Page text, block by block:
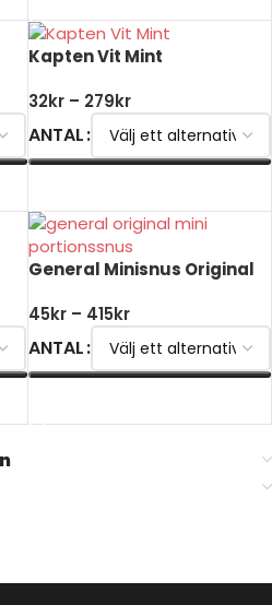
Kapten Vit Mint
32kr – 279kr
ANTAL
General Minisnus Original
45kr – 415kr
ANTAL